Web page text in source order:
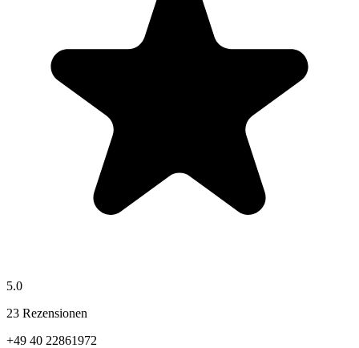
5.0
23 Rezensionen
+49 40 22861972